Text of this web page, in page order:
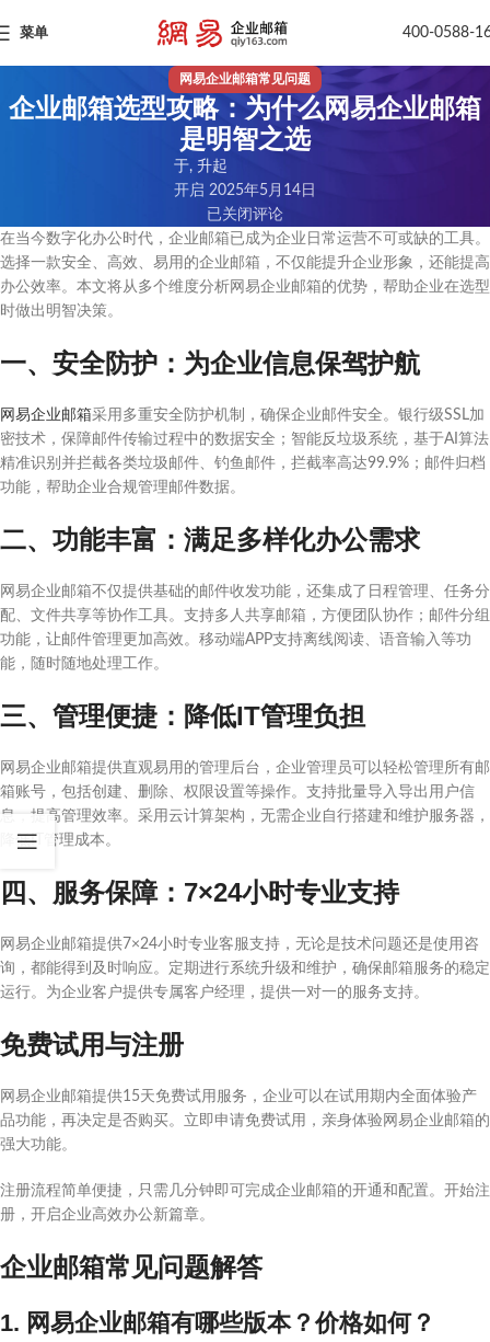
菜单 400-0588-
网易企业邮箱常见问题
企业邮箱选型攻略：为什么网易企业邮箱
是明智之选
于, 升起
开启 2025年5月14日
已关闭评论
在当今数字化办公时代，企业邮箱已成为企业日常运营不可或缺的工具。
选择一款安全、高效、易用的企业邮箱，不仅能提升企业形象，还能提高
办公效率。本文将从多个维度分析网易企业邮箱的优势，帮助企业在选型
时做出明智决策。
一、安全防护：为企业信息保驾护航
网易企业邮箱采用多重安全防护机制，确保企业邮件安全。银行级SSL加
密技术，保障邮件传输过程中的数据安全；智能反垃圾系统，基于AI算法
精准识别并拦截各类垃圾邮件、钓鱼邮件，拦截率高达99.9%；邮件归档
功能，帮助企业合规管理邮件数据。
二、功能丰富：满足多样化办公需求
网易企业邮箱不仅提供基础的邮件收发功能，还集成了日程管理、任务分
配、文件共享等协作工具。支持多人共享邮箱，方便团队协作；邮件分组
功能，让邮件管理更加高效。移动端APP支持离线阅读、语音输入等功
能，随时随地处理工作。
三、管理便捷：降低IT管理负担
网易企业邮箱提供直观易用的管理后台，企业管理员可以轻松管理所有邮
箱账号，包括创建、删除、权限设置等操作。支持批量导入导出用户信
息，提高管理效率。采用云计算架构，无需企业自行搭建和维护服务器，
降低IT管理成本。
四、服务保障：7×24小时专业支持
网易企业邮箱提供7×24小时专业客服支持，无论是技术问题还是使用咨
询，都能得到及时响应。定期进行系统升级和维护，确保邮箱服务的稳定
运行。为企业客户提供专属客户经理，提供一对一的服务支持。
免费试用与注册
网易企业邮箱提供15天免费试用服务，企业可以在试用期内全面体验产
品功能，再决定是否购买。立即申请免费试用，亲身体验网易企业邮箱的
强大功能。
注册流程简单便捷，只需几分钟即可完成企业邮箱的开通和配置。开始注
册，开启企业高效办公新篇章。
企业邮箱常见问题解答
1. 网易企业邮箱有哪些版本？价格如何？